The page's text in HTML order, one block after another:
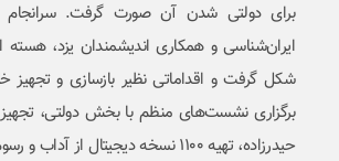
برای دولتی شدن آن صورت گرفت. سرانجام
ایران‌شناسی و همکاری اندیشمندان یزد، هسته
شکل گرفت و اقداماتی نظیر بازسازی و تجهیز
برگزاری نشست‌های منظم با بخش دولتی، تجهیز
حیدرزاده، تهیه ۱۱۰۰ نسخه دیجیتال از